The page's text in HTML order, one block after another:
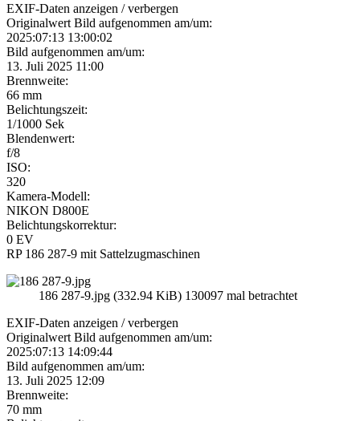
EXIF-Daten anzeigen / verbergen
Originalwert Bild aufgenommen am/um:
2025:07:13 13:00:02
Bild aufgenommen am/um:
13. Juli 2025 11:00
Brennweite:
66 mm
Belichtungszeit:
1/1000 Sek
Blendenwert:
f/8
ISO:
320
Kamera-Modell:
NIKON D800E
Belichtungskorrektur:
0 EV
RP 186 287-9 mit Sattelzugmaschinen
186 287-9.jpg (332.94 KiB) 130097 mal betrachtet
EXIF-Daten anzeigen / verbergen
Originalwert Bild aufgenommen am/um:
2025:07:13 14:09:44
Bild aufgenommen am/um:
13. Juli 2025 12:09
Brennweite:
70 mm